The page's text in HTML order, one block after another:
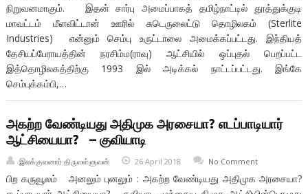
நிறுவனமாகும். இதன் சார்பு அமைப்பாகத் தமிழ்நாட்டில் தூத்துக்குடி
மாவட்டம் மீளவிட்டான் ஊரில் சுடெருலைட்டு தொழிலகம் (Sterlite
Industries) என்னும் செம்பு உருட்டாலை அமைக்கப்பட்டது. இந்தியத்
தேசியப்பேராயத்தின் நரசிம்ம(ராவு) ஆட்சியில் ஒப்புதல் பெறப்பட்ட
இத்தொழிலகத்திற்கு 1993 இல் அடிக்கல் நாட்டப்பட்டது. இங்கே
செம்புக்கம்பி,…
அகற்ற வேண்டியது அதிமுக அரசையா? எடப்பாடியார்
ஆட்சியையா? – குவியாடி
இலக்குவனார் திருவள்ளுவன் 26 April 2018 No Comment
பிற கருவூலம் அனலும் புனலும் : அகற்ற வேண்டியது அதிமுக அரசையா?